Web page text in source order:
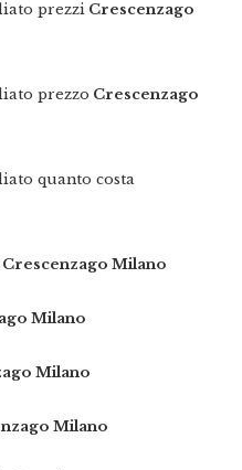
prezzi Crescenzago
prezzo Crescenzago
quanto costa
Crescenzago Milano
Milano
Milano
Milano